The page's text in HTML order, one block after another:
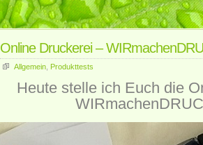
Online Druckerei –
Allgemein Produkttests
Heute stelle ich Euch die